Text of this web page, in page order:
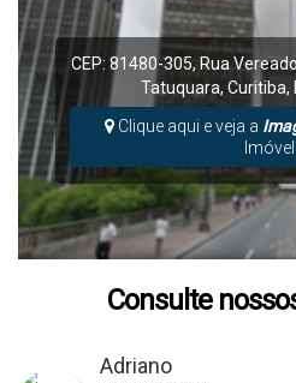
CEP: 81480-305, Rua
Tatuquara, Curitiba,
Clique aqui e veja a
Imóvel
Consulte
Adriano